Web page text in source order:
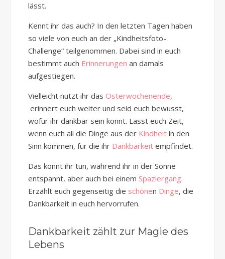
lässt.
Kennt ihr das auch? In den letzten Tagen haben
so viele von euch an der „Kindheitsfoto-
Challenge“ teilgenommen. Dabei sind in euch
bestimmt auch Erinnerungen an damals
aufgestiegen.
Vielleicht nutzt ihr das Osterwochenende,
erinnert euch weiter und seid euch bewusst,
wofür ihr dankbar sein könnt. Lasst euch Zeit,
wenn euch all die Dinge aus der Kindheit in den
Sinn kommen, für die ihr Dankbarkeit empfindet.
Das könnt ihr tun, während ihr in der Sonne
entspannt, aber auch bei einem Spaziergang.
Erzählt euch gegenseitig die schönen Dinge, die
Dankbarkeit in euch hervorrufen.
Dankbarkeit zählt zur Magie des
Lebens